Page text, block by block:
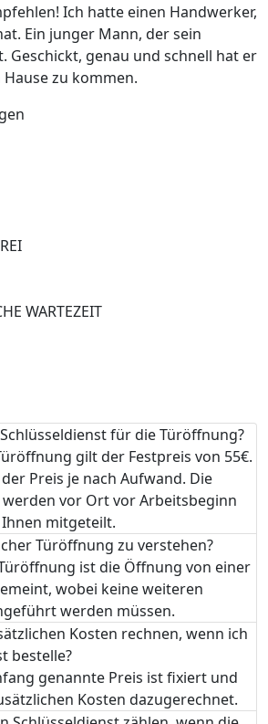
Ich hatte einen Handwerker,
Ein junger Mann, der sein
Geschickt, genau und schnell hat er
zu kommen.
WARTEZEIT
für die Türöffnung?
gilt der Festpreis von 55€.
Preis je nach Aufwand. Die
vor Ort vor Arbeitsbeginn
mitgeteilt.
Türöffnung zu verstehen?
ist die Öffnung von einer
wobei keine weiteren
werden müssen.
Kosten rechnen, wenn ich
bestelle?
genannte Preis ist fixiert und
Kosten dazugerechnet.